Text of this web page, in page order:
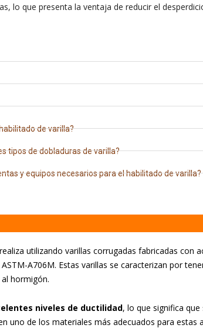
lo que presenta la ventaja de reducir el
de varilla?
tipos de dobladuras de varilla?
y equipos necesarios para el habilitado de varilla?
utilizando varillas corrugadas fabricadas con
A706M. Estas varillas se caracterizan por
hormigón.
niveles de ductilidad, lo que significa
uno de los materiales más adecuados para estas